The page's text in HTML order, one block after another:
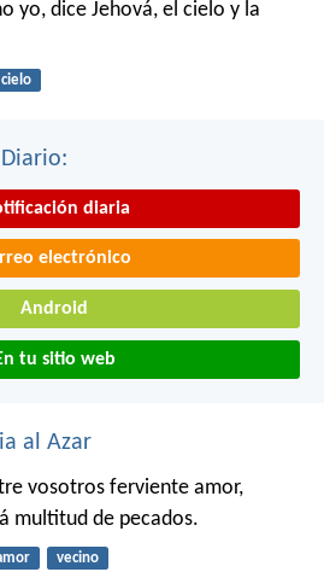
yo, dice Jehová, el cielo y la
cielo
diaria
electrónico
Android
tu sitio web
al Azar
vosotros ferviente amor,
multitud de pecados.
vecino